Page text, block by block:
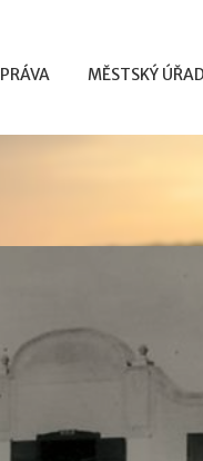
MĚSTSKÝ ÚŘAD